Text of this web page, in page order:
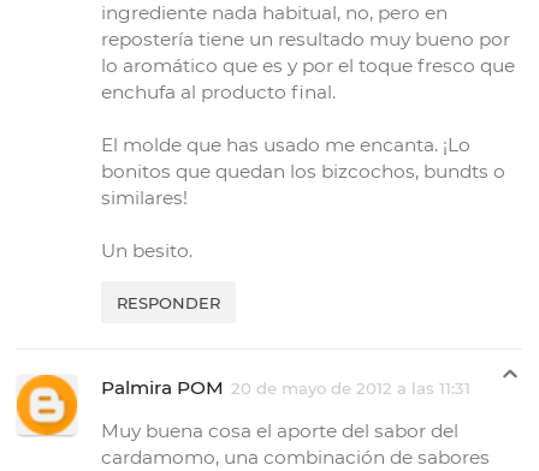
ingrediente nada habitual, no, pero en
repostería tiene un resultado muy bueno por
lo aromático que es y por el toque fresco que
enchufa al producto final.
El molde que has usado me encanta. ¡Lo
bonitos que quedan los bizcochos, bundts o
similares!
Un besito.
RESPONDER
Palmira POM 20 de mayo de 2012 a las 11:31
Muy buena cosa el aporte del sabor del
cardamomo, una combinación de sabores